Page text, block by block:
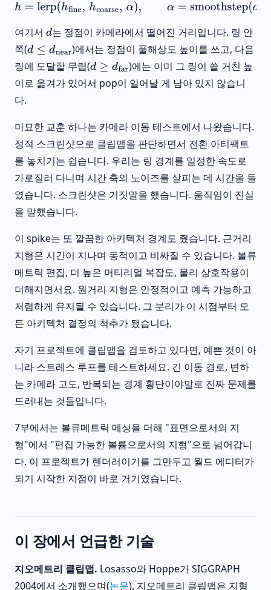
h =lerp(hfine,hcoarse,α) ,α=smoothstep(dnear,dfar,d)
여기서 d는 정점이 카메라에서 떨어진 거리입니다. 링 안
쪽(d ≤d near )에서는 정점이 풀해상도 높이를 쓰고, 다음
링에 도달할 무렵(d ≥d far )에는 이미 그 링이 쓸 거친 높
이로 옮겨가 있어서 pop이 일어날 게 남아 있지 않습니
다.
미묘한 교훈 하나는 카메라 이동 테스트에서 나왔습니다.
정적 스크린샷으로 클립맵을 판단하면서 전환 아티팩트
를 놓치기는 쉽습니다. 우리는 링 경계를 일정한 속도로
가로질러 다니며 시간 축의 노이즈를 살피는 데 시간을 들
였습니다. 스크린샷은 거짓말을 했습니다. 움직임이 진실
을 말했습니다.
이 spike는 또 깔끔한 아키텍처 경계도 줬습니다. 근거리
지형은 시간이 지나며 동적이고 비싸질 수 있습니다. 볼류
메트릭 편집, 더 높은 머티리얼 복잡도, 물리 상호작용이
더해지면서요. 원거리 지형은 안정적이고 예측 가능하고
저렴하게 유지될 수 있습니다. 그 분리가 이 시점부터 모
든 아키텍처 결정의 척추가 됐습니다.
자기 프로젝트에 클립맵을 검토하고 있다면, 예쁜 컷이 아
니라 스트레스 루프를 테스트하세요. 긴 이동 경로, 변하
는 카메라 고도, 반복되는 경계 횡단이야말로 진짜 문제를
드러내는 것들입니다.
7부에서는 볼류메트릭 메싱을 더해 "표면으로서의 지
형"에서 "편집 가능한 볼륨으로서의 지형"으로 넘어갑니
다. 이 프로젝트가 렌더러이기를 그만두고 월드 에디터가
되기 시작한 지점이 바로 거기였습니다.
이 장에서 언급한 기술
지오메트리 클립맵. Losasso와 Hoppe가 SIGGRAPH
2004에서 소개했으며(논문), 지오메트리 클립맵은 지형